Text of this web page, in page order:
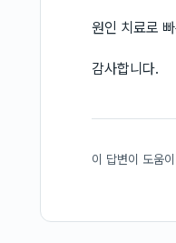
원인 치료로
감사합니다.
이 답변이 도움